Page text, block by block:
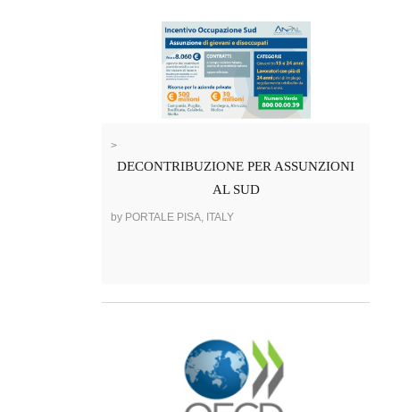
>
DECONTRIBUZIONE PER ASSUNZIONI
AL SUD
by PORTALE PISA, ITALY